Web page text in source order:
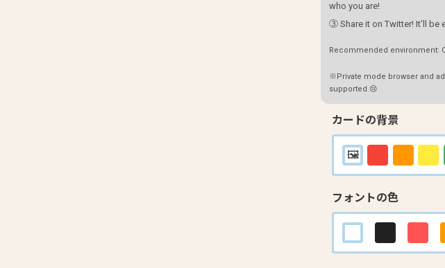
who you are!
③ Share it on Twitter! It'll be
Recommended environment:
※Private mode browser and
supported.😢
カードの背景
フォントの色